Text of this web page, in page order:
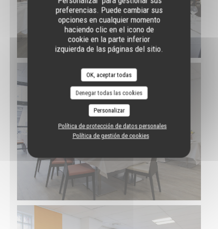
preferencias. Puede cambiar sus
opciones en cualquier momento
haciendo clic en el icono de
cookie en la parte inferior
izquierda de las páginas del sitio.
OK, aceptar todas
Denegar todas las cookies
Personalizar
Política de protección de datos personales
Política de gestión de cookies